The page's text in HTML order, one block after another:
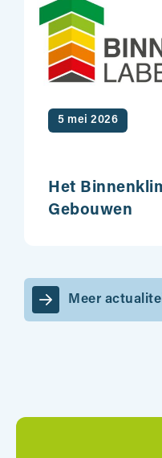
5 mei 2026
Het
Gebouwen
Meer